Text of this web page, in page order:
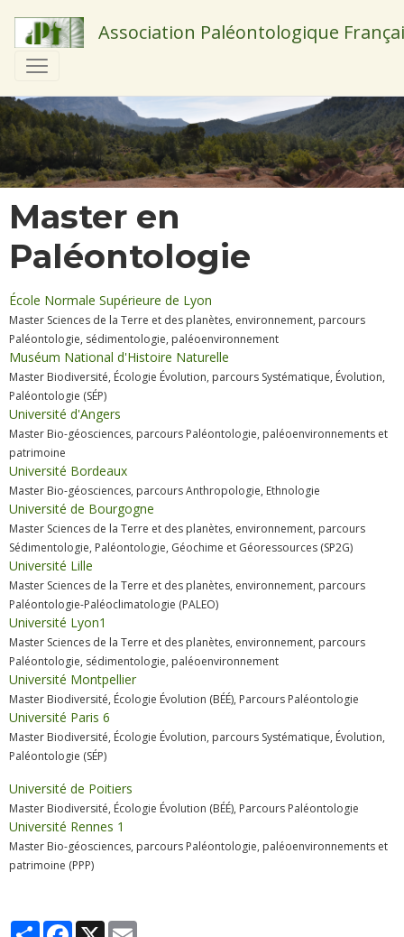
Association Paléontologique
Master en
Paléontologie
École Normale Supérieure de Lyon
Master Sciences de la Terre et des planètes, environnement, parcours
Paléontologie, sédimentologie, paléoenvironnement
Muséum National d'Histoire Naturelle
Master Biodiversité, Écologie Évolution, parcours Systématique, Évolution,
Paléontologie (SÉP)
Université d'Angers
Master Bio-géosciences, parcours Paléontologie, paléoenvironnements et
patrimoine
Université Bordeaux
Master Bio-géosciences, parcours Anthropologie, Ethnologie
Université de Bourgogne
Master Sciences de la Terre et des planètes, environnement, parcours
Sédimentologie, Paléontologie, Géochime et Géoressources (SP2G)
Université Lille
Master Sciences de la Terre et des planètes, environnement, parcours
Paléontologie-Paléoclimatologie (PALEO)
Université Lyon1
Master Sciences de la Terre et des planètes, environnement, parcours
Paléontologie, sédimentologie, paléoenvironnement
Université Montpellier
Master Biodiversité, Écologie Évolution (BÉÉ), Parcours Paléontologie
Université Paris 6
Master Biodiversité, Écologie Évolution, parcours Systématique, Évolution,
Paléontologie (SÉP)
Université de Poitiers
Master Biodiversité, Écologie Évolution (BÉÉ), Parcours Paléontologie
Université Rennes 1
Master Bio-géosciences, parcours Paléontologie, paléoenvironnements et
patrimoine (PPP)
PartagerFacebook
X